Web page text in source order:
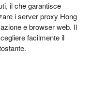
il che garantisce
i server proxy Hong
e browser web. Il
facilmente il